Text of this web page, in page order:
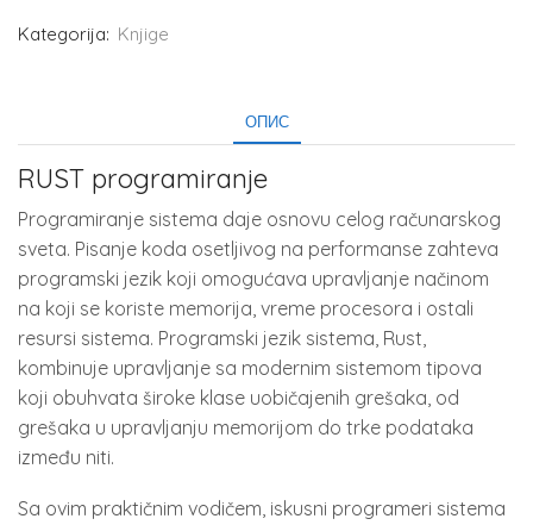
Kategorija: Knjige
ОПИС
RUST programiranje
Programiranje sistema daje osnovu celog računarskog
sveta. Pisanje koda osetljivog na performanse zahteva
programski jezik koji omogućava upravljanje načinom
na koji se koriste memorija, vreme procesora i ostali
resursi sistema. Programski jezik sistema, Rust,
kombinuje upravljanje sa modernim sistemom tipova
koji obuhvata široke klase uobičajenih grešaka, od
grešaka u upravljanju memorijom do trke podataka
između niti.
Sa ovim praktičnim vodičem, iskusni programeri sistema